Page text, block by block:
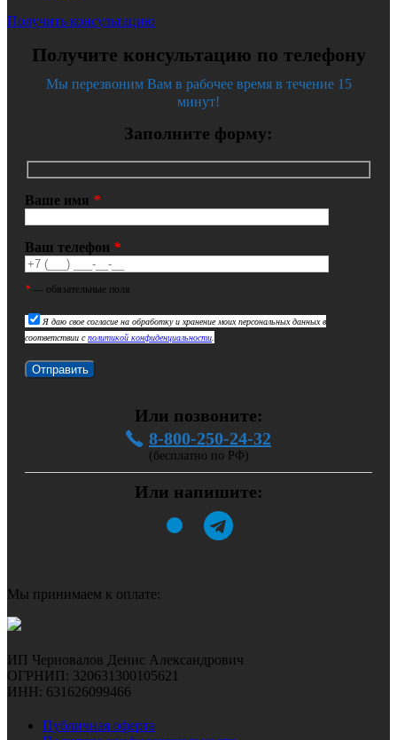
Получить консультацию
Получите консультацию по телефону
Мы перезвоним Вам в рабочее время в течение 15
минут!
Заполните форму:
Ваше имя *
Ваш телефон *
* — обязательные поля
Я даю свое согласие на обработку и хранение моих персональных данных в
соответствии сполитикой конфиденциальности
Или позвоните:
8-800-250-24-32
(бесплатно по РФ)
Или напишите:
Мы принимаем к оплате:
ИП Черновалов Денис Александрович
ОГРНИП: 320631300105621
ИНН: 631626099466
Публичная оферта